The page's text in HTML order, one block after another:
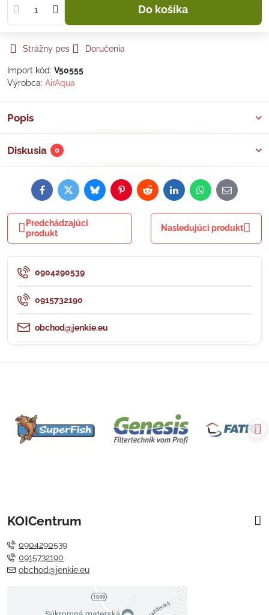
Do košíka
Strážny pes Doručenia
Import kód: V50555
Výrobca: AirAqua
Popis
Diskusia 0
FacebookTwitterBlueskyPinterestRedditLinkedInWhatsApp
E-
mail
Predchádzajúci
produkt
Nasledujúci produkt
0904290539
0915732190
obchod@jenkie.eu
KOICentrum
0904290539
0915732190
obchod@jenkie.eu